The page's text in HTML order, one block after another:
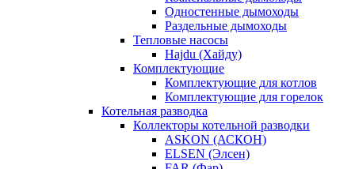
Одностенные дымоходы
Раздельные дымоходы
Тепловые насосы
Hajdu (Хайду)
Комплектующие
Комплектующие для котлов
Комплектующие для горелок
Котельная разводка
Коллекторы котельной разводки
ASKON (АСКОН)
ELSEN (Элсен)